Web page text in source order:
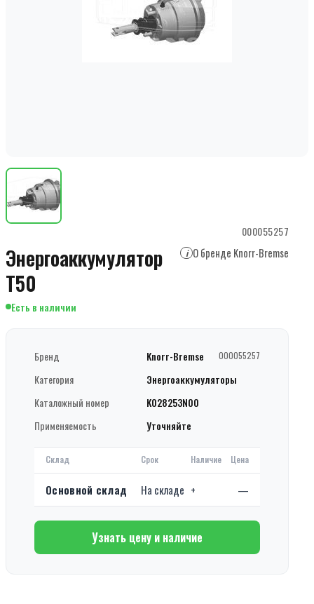
000055257
Энергоаккумулятор
T50
i О бренде Knorr-Bremse
Есть в наличии
Бренд Knorr-Bremse 000055257
Категория
Энергоаккумуляторы
Каталожный номер
K028253N00
Применяемость
Уточняйте
Склад Срок Наличие Цена
Основной склад На складе + —
Узнать цену и наличие